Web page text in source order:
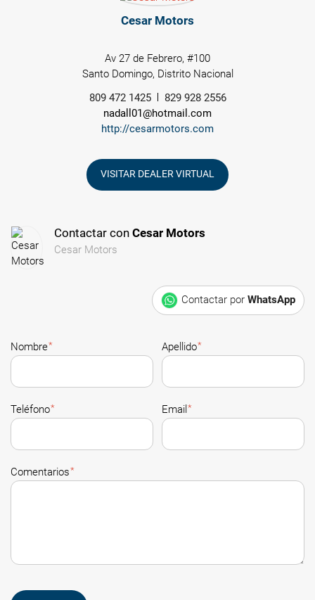
Cesar Motors
Av 27 de Febrero, #100
Santo Domingo, Distrito Nacional
809 472 1425
829 928 2556
nadall01@hotmail.com
http://cesarmotors.com
VISITAR DEALER VIRTUAL
Contactar con Cesar Motors
Cesar Motors
Contactar por WhatsApp
Nombre* Apellido*
Teléfono* Email *
Comentarios*